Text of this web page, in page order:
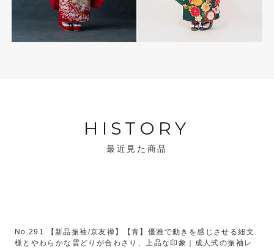
HISTORY
最近見た商品
No.291 【新品振袖/京友禅】【青】優雅で動きを感じさせる紐文
様とやわらかな雲どりが合わさり、上品な印象｜成人式の振袖レ